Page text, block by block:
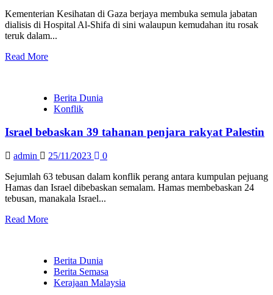
Kementerian Kesihatan di Gaza berjaya membuka semula jabatan
dialisis di Hospital Al-Shifa di sini walaupun kemudahan itu rosak
teruk dalam...
Read More
Berita Dunia
Konflik
Israel bebaskan 39 tahanan penjara rakyat Palestin
admin 25/11/2023
0
Sejumlah 63 tebusan dalam konflik perang antara kumpulan pejuang
Hamas dan Israel dibebaskan semalam. Hamas membebaskan 24
tebusan, manakala Israel...
Read More
Berita Dunia
Berita Semasa
Kerajaan Malaysia